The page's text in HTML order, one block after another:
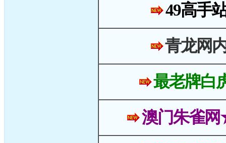
49高手
青龙网
最老牌白
澳门朱雀